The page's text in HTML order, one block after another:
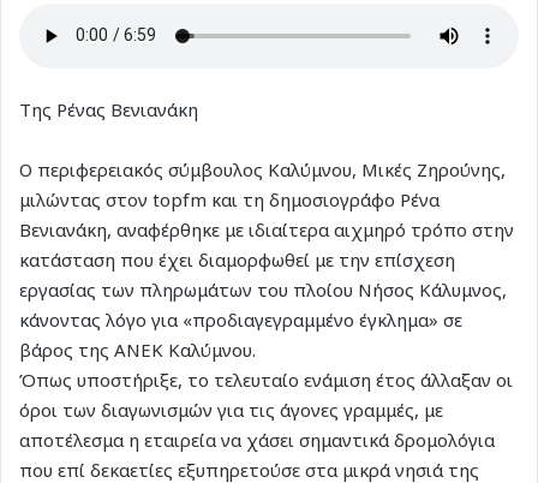
Tης Ρένας Βενιανάκη
Ο περιφερειακός σύμβουλος Καλύμνου, Μικές Ζηρούνης,
μιλώντας στον topfm και τη δημοσιογράφο Ρένα
Βενιανάκη, αναφέρθηκε με ιδιαίτερα αιχμηρό τρόπο στην
κατάσταση που έχει διαμορφωθεί με την επίσχεση
εργασίας των πληρωμάτων του πλοίου Νήσος Κάλυμνος,
κάνοντας λόγο για «προδιαγεγραμμένο έγκλημα» σε
βάρος της ΑΝΕΚ Καλύμνου.
Όπως υποστήριξε, το τελευταίο ενάμιση έτος άλλαξαν οι
όροι των διαγωνισμών για τις άγονες γραμμές, με
αποτέλεσμα η εταιρεία να χάσει σημαντικά δρομολόγια
που επί δεκαετίες εξυπηρετούσε στα μικρά νησιά της